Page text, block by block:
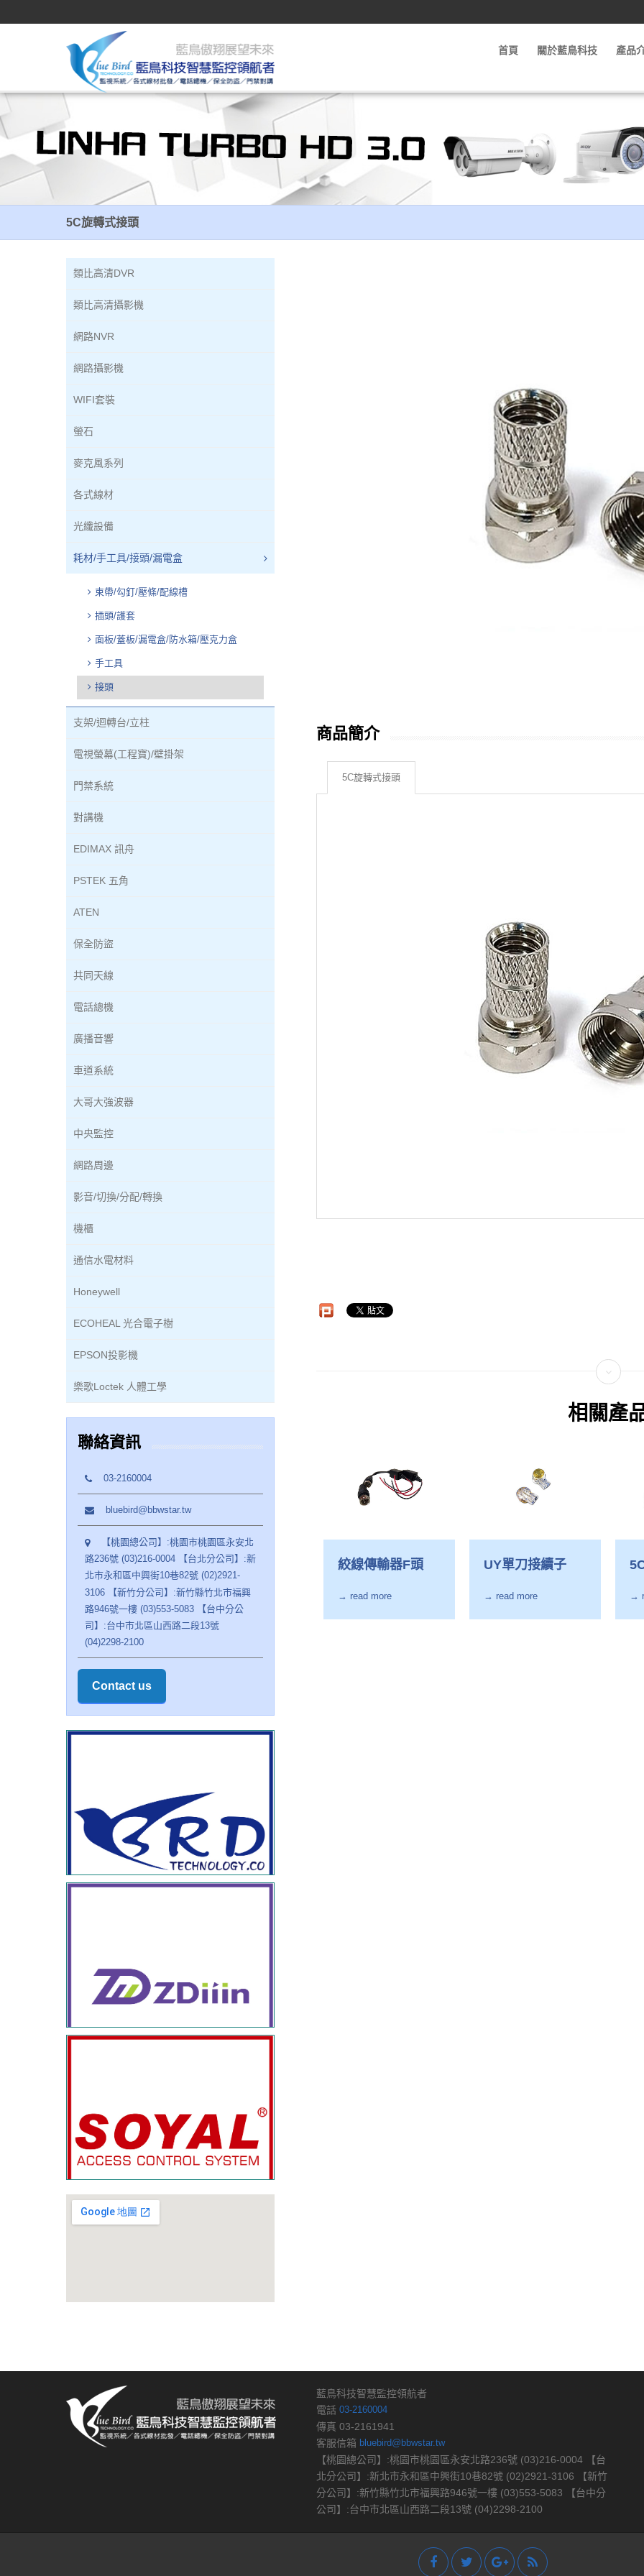
首頁 關於藍鳥科技 產品
5C旋轉式接頭
類比高清DVR
類比高清攝影機
網路NVR
網路攝影機
WIFI套裝
螢石
麥克風系列
各式線材
光纖設備
耗材/手工具/接頭/漏電盒
束帶/勾釘/壓條/配線槽
插頭/護套
面板/蓋板/漏電盒/防水箱/壓克力盒
手工具
接頭
支架/迴轉台/立柱
電視螢幕(工程寶)/壁掛架
門禁系統
對講機
EDIMAX 訊舟
PSTEK 五角
ATEN
保全防盜
共同天線
電話總機
廣播音響
車道系統
大哥大強波器
中央監控
網路周邊
影音/切換/分配/轉換
機櫃
通信水電材料
Honeywell
ECOHEAL 光合電子樹
EPSON投影機
樂歌Loctek 人體工學
聯絡資訊
03-2160004
bluebird@bbwstar.tw
【桃園總公司】:桃園市桃園區永安北
路236號 (03)216-0004 【台北分公司】:新
北市永和區中興街10巷82號 (02)2921-
3106 【新竹分公司】:新竹縣竹北市福興
路946號一樓 (03)553-5083 【台中分公
司】:台中市北區山西路二段13號
(04)2298-2100
Contact us
商品簡介
5C旋轉式接頭
相關產
絞線傳輸器F頭
→ read more
UY單刀接續子
→ read more →
藍鳥科技智慧監控領航者
電話 03-2160004
傳真 03-2161941
客服信箱 bluebird@bbwstar.tw
【桃園總公司】:桃園市桃園區永安北路236號 (03)216-0004 【台
北分公司】:新北市永和區中興街10巷82號 (02)2921-3106 【新竹
分公司】:新竹縣竹北市福興路946號一樓 (03)553-5083 【台中分
公司】:台中市北區山西路二段13號 (04)2298-2100